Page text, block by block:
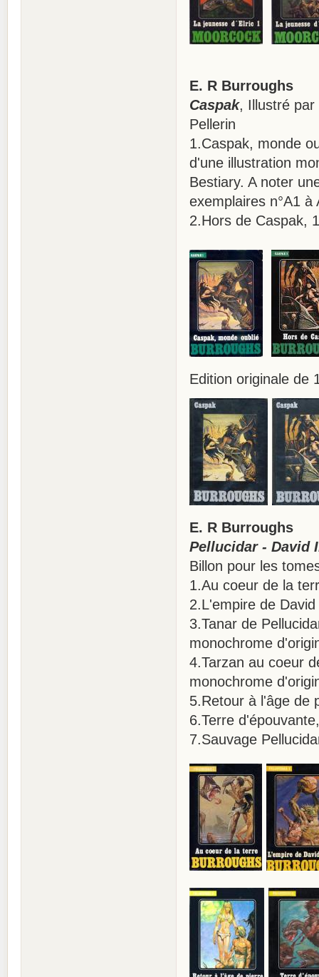
E. R Burroughs
Caspak, Illustré par
Pellerin
1.Caspak, monde
d'une illustration
Bestiary. A noter
exemplaires n°A1 à
2.Hors de Caspak,
Edition originale de
E. R Burroughs
Pellucidar - David
Billon pour les
1.Au coeur de la
2.L'empire de
3.Tanar de
monochrome
4.Tarzan au coeur
monochrome
5.Retour à l'âge de
6.Terre
7.Sauvage